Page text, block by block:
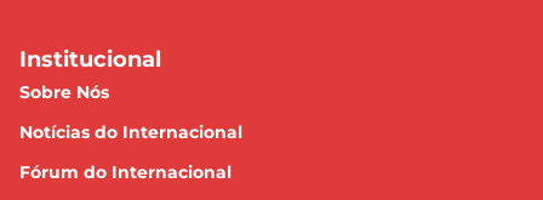
Institucional
Sobre Nós
Notícias do Internacional
Fórum do Internacional